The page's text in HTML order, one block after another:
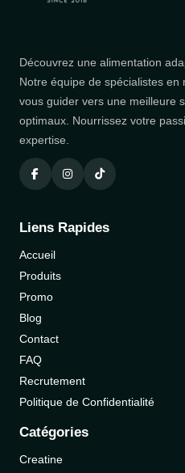
Découvrez une alimentation
Notre équipe de spécialistes
vous guider vers une meilleure
optimaux. Nourrissez votre
expertise.
Liens Rapides
Accueil
Produits
Promo
Blog
Contact
FAQ
Recrutement
Politique de Confidentialité
Catégories
Creatine